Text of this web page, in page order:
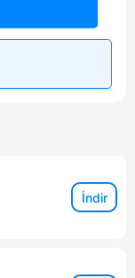
İndir